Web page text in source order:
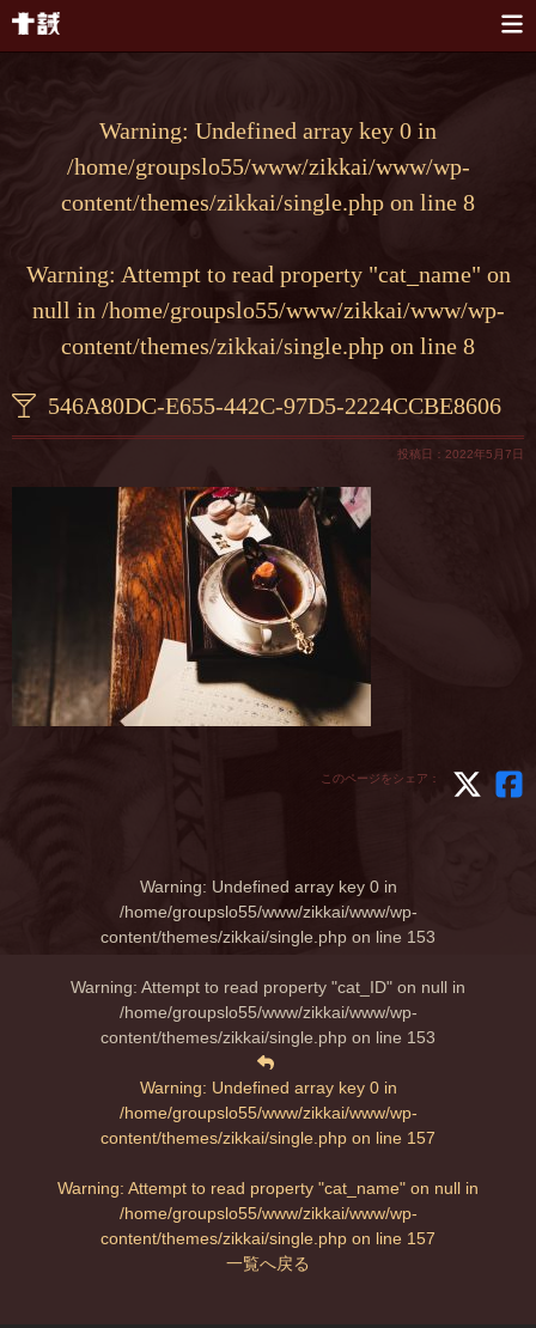
Warning: Undefined array key 0 in
/home/groupslo55/www/zikkai/www/wp-
content/themes/zikkai/single.php on line 8
Warning: Attempt to read property "cat_name" on
null in /home/groupslo55/www/zikkai/www/wp-
content/themes/zikkai/single.php on line 8
546A80DC-E655-442C-97D5-2224CCBE8606
投稿日：2022年5月7日
このページをシェア：
Warning: Undefined array key 0 in
/home/groupslo55/www/zikkai/www/wp-
content/themes/zikkai/single.php on line 153
Warning: Attempt to read property "cat_ID" on null in
/home/groupslo55/www/zikkai/www/wp-
content/themes/zikkai/single.php on line 153
Warning: Undefined array key 0 in
/home/groupslo55/www/zikkai/www/wp-
content/themes/zikkai/single.php on line 157
Warning: Attempt to read property "cat_name" on null in
/home/groupslo55/www/zikkai/www/wp-
content/themes/zikkai/single.php on line 157
一覧へ戻る